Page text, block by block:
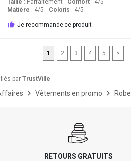
Taille : Parfaitement Confort: 4/5
Matière : 4/5 Coloris : 4/5
Je recommande ce produit
1 2 3 4 5 >
par TrustVille
Vêtements en promo
RETOURS GRATUITS